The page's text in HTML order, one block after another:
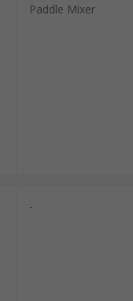
Paddle Mixer
-